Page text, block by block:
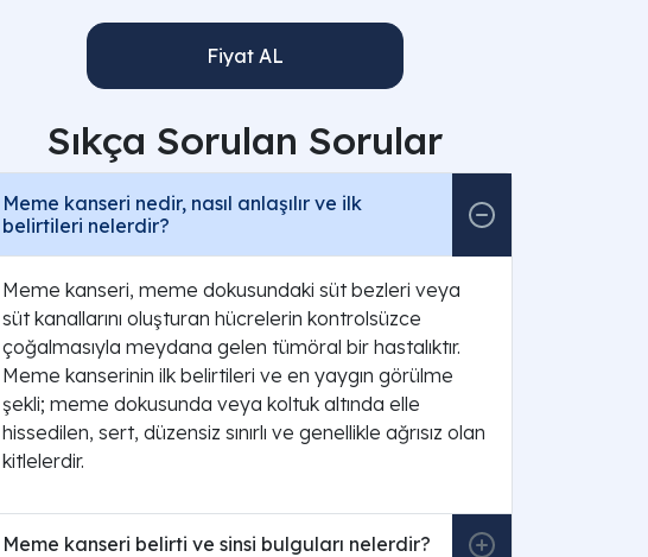
Fiyat AL
Sıkça Sorulan Sorular
Meme kanseri nedir, nasıl anlaşılır ve ilk
belirtileri nelerdir?
Meme kanseri, meme dokusundaki süt bezleri veya
süt kanallarını oluşturan hücrelerin kontrolsüzce
çoğalmasıyla meydana gelen tümöral bir hastalıktır.
Meme kanserinin ilk belirtileri ve en yaygın görülme
şekli; meme dokusunda veya koltuk altında elle
hissedilen, sert, düzensiz sınırlı ve genellikle ağrısız olan
kitlelerdir.
Meme kanseri belirti ve sinsi bulguları nelerdir?